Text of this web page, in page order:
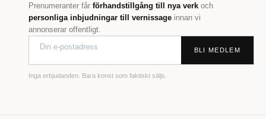
Prenumeranter får förhandstillgång till nya verk och
personliga inbjudningar till vernissage innan vi
annonserar offentligt.
BLI MEDLEM
Inga erbjudanden. Bara konst som faktiskt säljs.